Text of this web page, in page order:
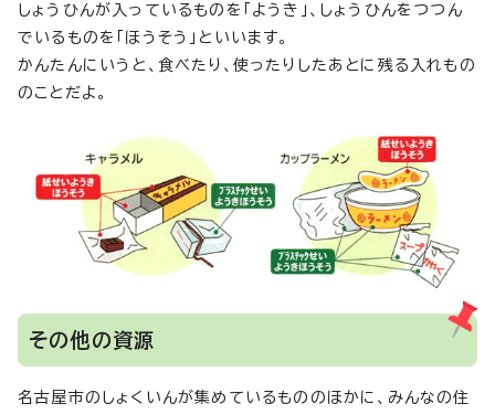
しょうひんが入っているものを「ようき」、しょうひんをつつん
でいるものを「ほうそう」といいます。
かんたんにいうと、食べたり、使ったりしたあとに残る入れもの
のことだよ。
その他の資源
名古屋市のしょくいんが集めているもののほかに、みんなの住